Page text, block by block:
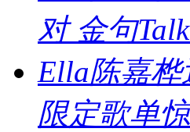
对 金句
Ella陈嘉
限定歌单